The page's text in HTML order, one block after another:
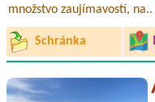
množstvo zaujímavostí, na..
Schránka